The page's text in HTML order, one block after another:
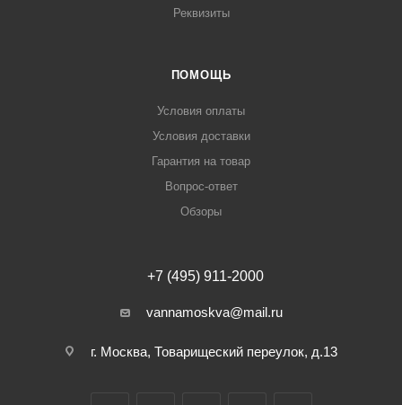
Реквизиты
ПОМОЩЬ
Условия оплаты
Условия доставки
Гарантия на товар
Вопрос-ответ
Обзоры
+7 (495) 911-2000
vannamoskva@mail.ru
г. Москва, Товарищеский переулок, д.13